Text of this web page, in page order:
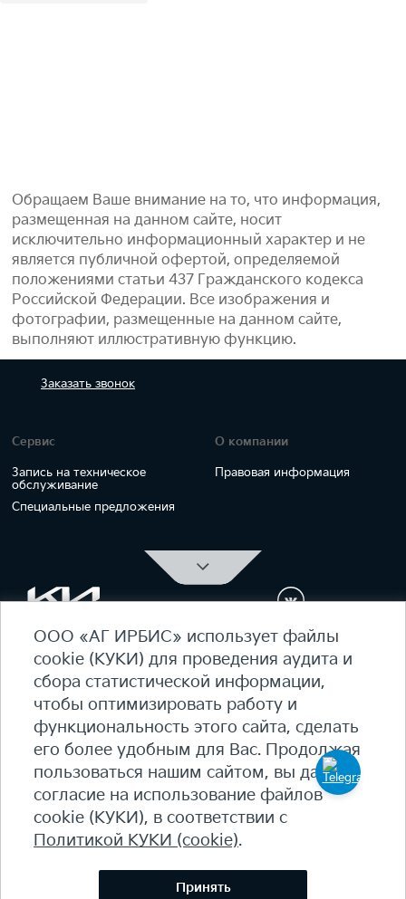
Обращаем Ваше внимание на то, что информация,
размещенная на данном сайте, носит
исключительно информационный характер и не
является публичной офертой, определяемой
положениями статьи 437 Гражданского кодекса
Российской Федерации. Все изображения и
фотографии, размещенные на данном сайте,
выполняют иллюстративную функцию.
Заказать звонок
Сервис
Запись на техническое
обслуживание
Специальные предложения
О компании
Правовая информация
ОФИЦИАЛЬНЫЙ ДИЛЕР Kia Ирбис
ежедневно 09:00 - 21:00
7 (495) 476-39-64
Карта сайта
Политика конфиденциальности
Политика КУКИ (cookie)
+7(495) 644-18-18
© 2026 Студеный пр-д, 7Б - 90 км МКАД, внутренняя
сторона​
ООО «АГ ИРБИС» использует файлы
cookie (КУКИ) для проведения аудита и
сбора статистической информации,
чтобы оптимизировать работу и
функциональность этого сайта, сделать
его более удобным для Вас. Продолжая
пользоваться нашим сайтом, вы даете
согласие на использование файлов
cookie (КУКИ), в соответствии с
Политикой КУКИ (cookie).
Принять